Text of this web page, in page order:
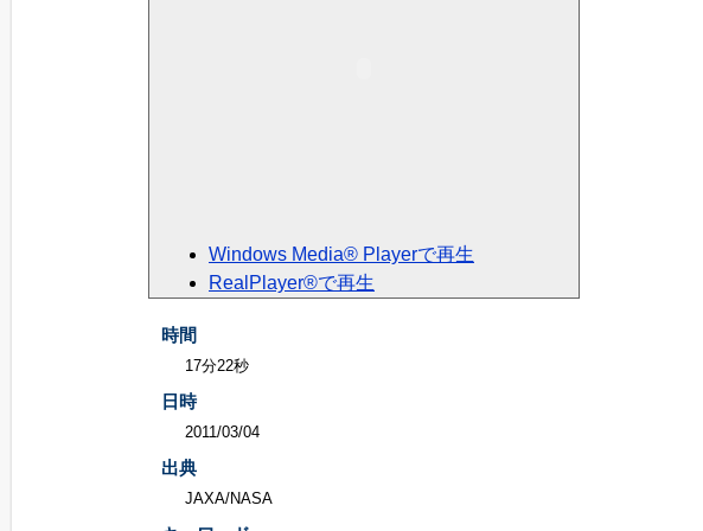
Windows Media® Playerで再生
RealPlayer®で再生
時間
17分22秒
日時
2011/03/04
出典
JAXA/NASA